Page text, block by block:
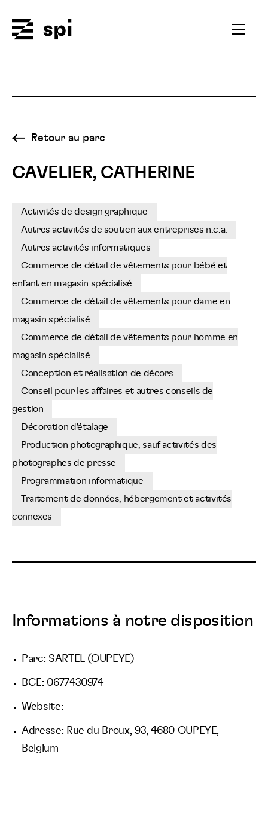
Ouvrir
Retour au parc
CAVELIER, CATHERINE
Activités de design graphique
Autres activités de soutien aux entreprises n.c.a.
Autres activités informatiques
Commerce de détail de vêtements pour bébé et
enfant en magasin spécialisé
Commerce de détail de vêtements pour dame en
magasin spécialisé
Commerce de détail de vêtements pour homme en
magasin spécialisé
Conception et réalisation de décors
Conseil pour les affaires et autres conseils de
gestion
Décoration d'étalage
Production photographique, sauf activités des
photographes de presse
Programmation informatique
Traitement de données, hébergement et activités
connexes
Informations à notre disposition
Parc: SARTEL (OUPEYE)
BCE: 0677430974
Website:
Adresse: Rue du Broux, 93, 4680 OUPEYE,
Belgium